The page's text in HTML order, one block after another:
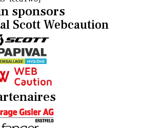
sponsors
Scott Webcaution